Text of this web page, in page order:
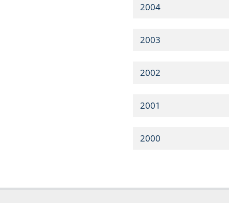
2004
2003
2002
2001
2000